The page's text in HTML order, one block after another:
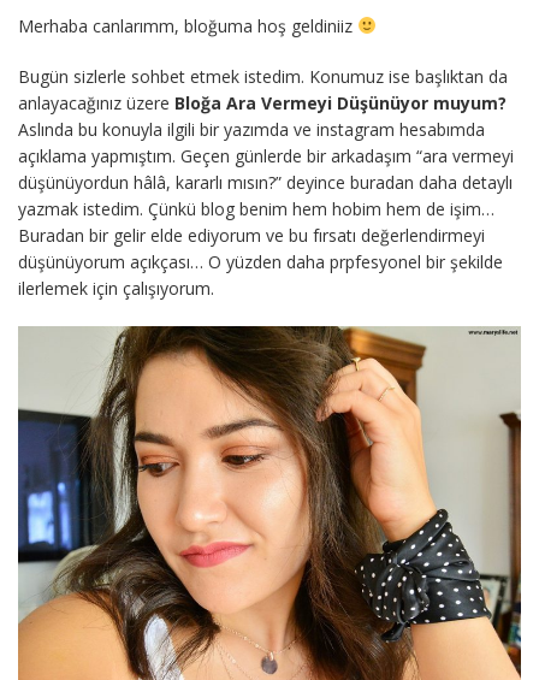
Merhaba canlarımm, bloğuma hoş geldiniiz
Bugün sizlerle sohbet etmek istedim. Konumuz ise başlıktan da
anlayacağınız üzere Bloğa Ara Vermeyi Düşünüyor muyum?
Aslında bu konuyla ilgili bir yazımda ve instagram hesabımda
açıklama yapmıştım. Geçen günlerde bir arkadaşım “ara vermeyi
düşünüyordun hâlâ, kararlı mısın?” deyince buradan daha detaylı
yazmak istedim. Çünkü blog benim hem hobim hem de işim…
Buradan bir gelir elde ediyorum ve bu fırsatı değerlendirmeyi
düşünüyorum açıkçası… O yüzden daha prpfesyonel bir şekilde
ilerlemek için çalışıyorum.